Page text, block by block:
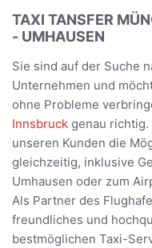
TAXI TANSFER
- UMHAUSEN
Sie sind auf der Suche
Unternehmen und
ohne Probleme
Innsbruck genau
unseren Kunden die
gleichzeitig, inklusive
Umhausen oder zum
Als Partner des
freundliches und
bestmöglichen Taxi-